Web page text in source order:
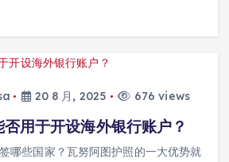
20 8 月, 2025 676 views
用于开设海外银行账户？
哪些国家？瓦努阿图护照的一大优势就